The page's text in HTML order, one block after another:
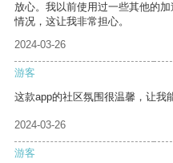
放心。我以前使用过一些其他的
情况，这让我非常担心。
2024-03-26
游客
这款app的社区氛围很温馨，让我
2024-03-26
游客